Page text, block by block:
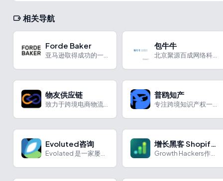
相关导航
Forde Baker 包牛牛
物友供应链 普鸥知产
Evoluted咨询 增长黑客 Shopify增长